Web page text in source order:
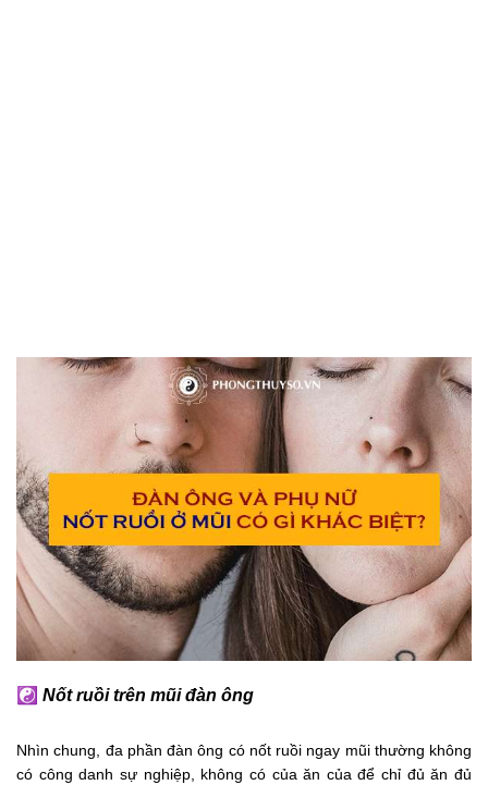
☯ Nốt ruồi trên mũi đàn ông
Nhìn chung, đa phần đàn ông có nốt ruồi ngay mũi thường không
có công danh sự nghiệp, không có của ăn của để chỉ đủ ăn đủ